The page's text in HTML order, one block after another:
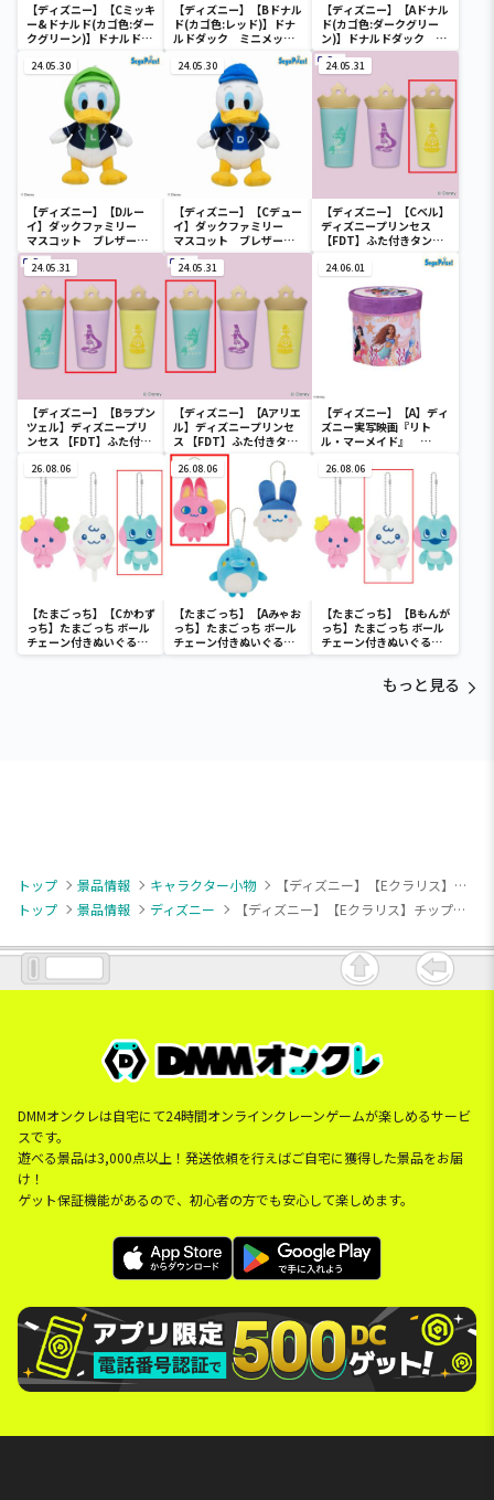
【ディズニー】【Cミッキ
ー&ドナルド(カゴ色:ダー
クグリーン)】ドナルドダ
ック ミニメッシュカゴ
【ディズニー】【Bドナル
ド(カゴ色:レッド)】ドナ
ルドダック ミニメッシ
【ディズニー】【Aドナル
ド(カゴ色:ダークグリー
ン)】ドナルドダック ミ
ニメッシュカゴ
24.05.30
【ディズニー】【Dルー
イ】ダックファミリー
マスコット ブレザーコ
スチューム
24.05.30
【ディズニー】【Cデュー
イ】ダックファミリー
マスコット ブレザーコ
スチューム
24.05.31
【ディズニー】【Cベル】
ディズニープリンセス
【FDT】ふた付きタンブ
24.05.31
【ディズニー】【Bラプン
ツェル】ディズニープリ
ンセス 【FDT】ふた付き
24.05.31
【ディズニー】【Aアリエ
ル】ディズニープリンセ
ス 【FDT】ふた付きタン
ブラー
24.06.01
【ディズニー】【A】ディ
ズニー実写映画『リト
ル・マーメイド』
チェアー
26.08.06
【たまごっち】【Cかわず
っち】たまごっち ボール
チェーン付きぬいぐるみ
～Tamagotchi
26.08.06
【たまごっち】【Aみゃお
っち】たまごっち ボール
チェーン付きぬいぐるみ
～Tamagotchi
26.08.06
【たまごっち】【Bもんが
っち】たまごっち ボール
チェーン付きぬいぐるみ
～Tamagotchi
もっと見る
トップ 景品情報 キャラクター小物
【ディズニー】【Eクラリス】チップ＆デール＆クラリス マスコット ～Fluffy Cuties～
トップ
景品情報 ディズニー 【ディズニー】【Eクラリス】チップ＆デール＆クラリス マスコット ～Fluffy Cuties～
DMMオンクレは自宅にて24時間オンラインクレーンゲームが楽しめるサービ
スです。
遊べる景品は3,000点以上！発送依頼を行えばご自宅に獲得した景品をお届
け！
ゲット保証機能があるので、初心者の方でも安心して楽しめます。